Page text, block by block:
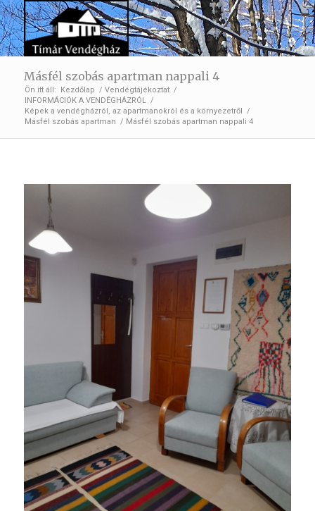
Másfél szobás apartman nappali 4
Ön itt áll: Kezdőlap / Vendégtájékoztat /
INFORMÁCIÓK A VENDÉGHÁZRÓL /
Képek a vendégházról, az apartmanokról és a környezetről /
Másfél szobás apartman / Másfél szobás apartman nappali 4